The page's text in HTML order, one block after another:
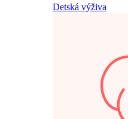
Detská výživa